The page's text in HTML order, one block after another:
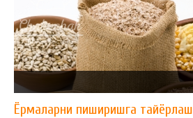
Ёрмаларни пиширишга тайёрлаш